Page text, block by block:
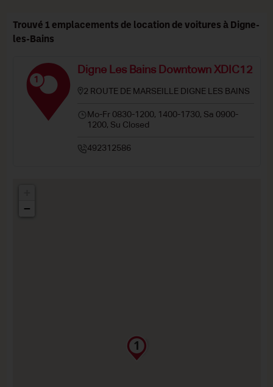
Trouvé 1 emplacements de location de voitures à Digne-
les-Bains
1
Digne Les Bains Downtown XDIC12
2 ROUTE DE MARSEILLE DIGNE LES BAINS
Mo-Fr 0830-1200, 1400-1730, Sa 0900-
1200, Su Closed
492312586
−